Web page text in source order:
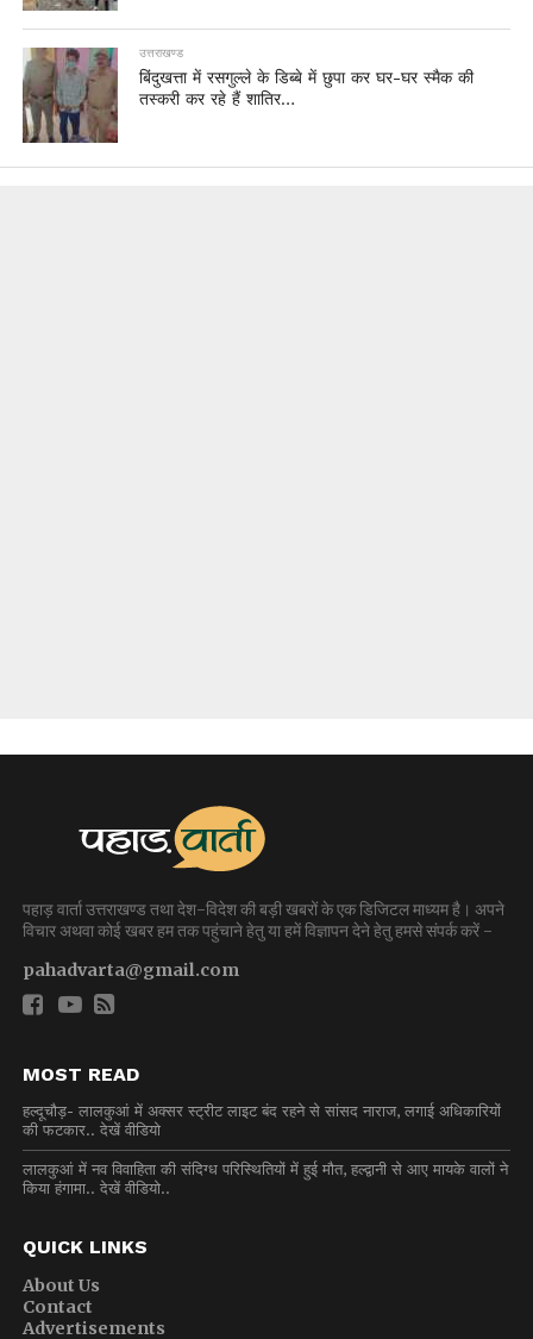
उत्तराखण्ड
बिंदुखत्ता में रसगुल्ले के डिब्बे में छुपा कर घर-घर स्मैक की
तस्करी कर रहे हैं शातिर…
पहाड़ वार्ता उत्तराखण्ड तथा देश-विदेश की बड़ी खबरों के एक डिजिटल माध्यम है। अपने
विचार अथवा कोई खबर हम तक पहुंचाने हेतु या हमें विज्ञापन देने हेतु हमसे संपर्क करें -
pahadvarta@gmail.com
MOST READ
हल्दूचौड़- लालकुआं में अक्सर स्ट्रीट लाइट बंद रहने से सांसद नाराज, लगाई अधिकारियों
की फटकार.. देखें वीडियो
लालकुआं में नव विवाहिता की संदिग्ध परिस्थितियों में हुई मौत, हल्द्वानी से आए मायके वालों ने
किया हंगामा.. देखें वीडियो..
QUICK LINKS
About Us
Contact
Advertisements